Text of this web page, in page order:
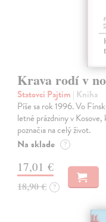
Krava rodí v
Statovci Pajtim | Kniha
Píše sa rok 1996. Vo
letné prázdniny v
poznačia na celý život.
Na sklade ?
17,01 €
18,90 € ?